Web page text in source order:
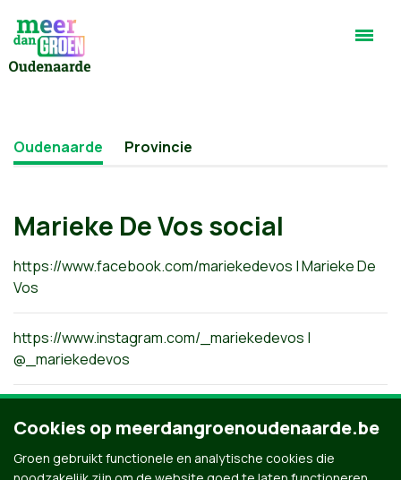
Oudenaarde Provincie
Marieke De Vos social
https://www.facebook.com/mariekedevos | Marieke De
Vos
https://www.instagram.com/_mariekedevos |
@_mariekedevos
mailto:info@mariekedevos.be|info@mariekedevos.be
Cookies op meerdangroenoudenaarde.be
Groen gebruikt functionele en analytische cookies die